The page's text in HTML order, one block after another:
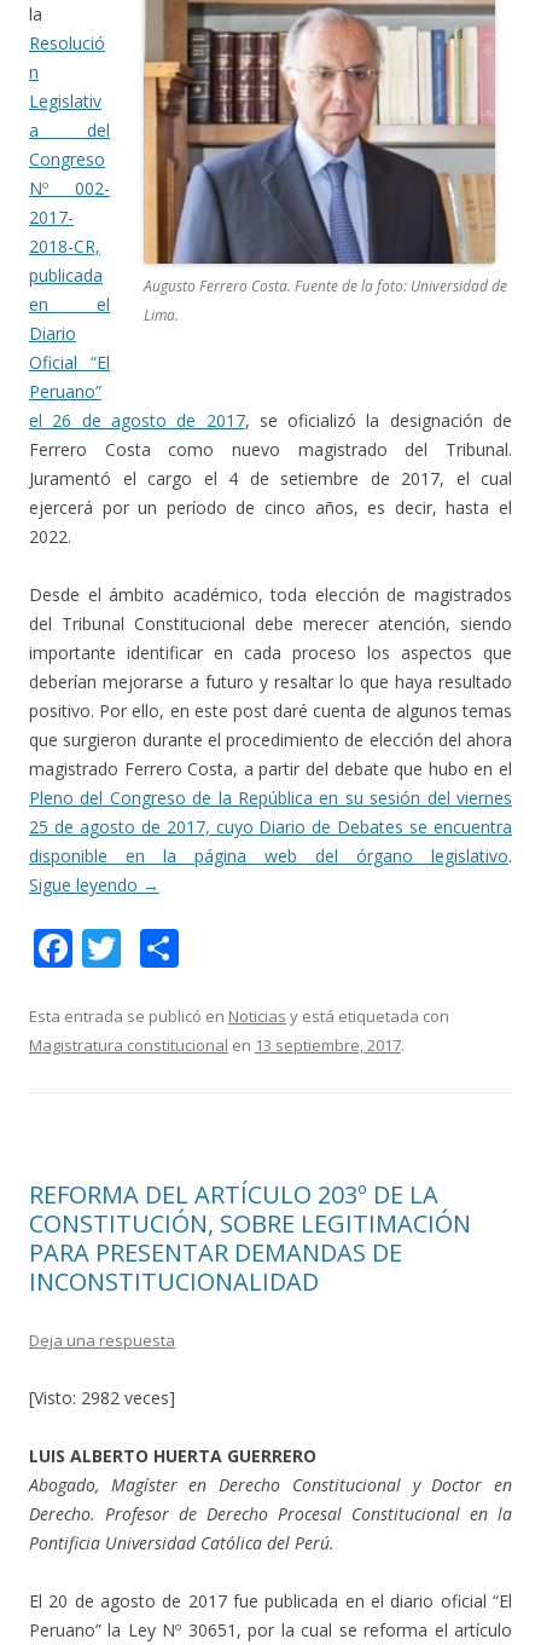
Augusto Ferrero Costa. Fuente de la foto: Universidad de
Lima.
la
Resolució
n
Legislativ
a del
Congreso
Nº 002-
2017-
2018-CR,
publicada
en el
Diario
Oficial “El
Peruano”
el 26 de agosto de 2017, se oficializó la designación de
Ferrero Costa como nuevo magistrado del Tribunal.
Juramentó el cargo el 4 de setiembre de 2017, el cual
ejercerá por un período de cinco años, es decir, hasta el
2022.
Desde el ámbito académico, toda elección de magistrados
del Tribunal Constitucional debe merecer atención, siendo
importante identificar en cada proceso los aspectos que
deberían mejorarse a futuro y resaltar lo que haya resultado
positivo. Por ello, en este post daré cuenta de algunos temas
que surgieron durante el procedimiento de elección del ahora
magistrado Ferrero Costa, a partir del debate que hubo en el
Pleno del Congreso de la República en su sesión del viernes
25 de agosto de 2017, cuyo Diario de Debates se encuentra
disponible en la página web del órgano legislativo.
Sigue leyendo →
F
e
b
k
T
itt
er
m
p
r
Esta entrada se publicó en Noticias y está etiquetada con
Magistratura constitucional en 13 septiembre, 2017.
REFORMA DEL ARTÍCULO 203º DE LA
CONSTITUCIÓN, SOBRE LEGITIMACIÓN
PARA PRESENTAR DEMANDAS DE
INCONSTITUCIONALIDAD
Deja una respuesta
[Visto: 2982 veces]
LUIS ALBERTO HUERTA GUERRERO
Abogado, Magíster en Derecho Constitucional y Doctor en
Derecho. Profesor de Derecho Procesal Constitucional en la
Pontificia Universidad Católica del Perú.
El 20 de agosto de 2017 fue publicada en el diario oficial “El
Peruano” la Ley Nº 30651, por la cual se reforma el artículo